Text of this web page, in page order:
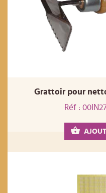
Grattoir pour
Réf :